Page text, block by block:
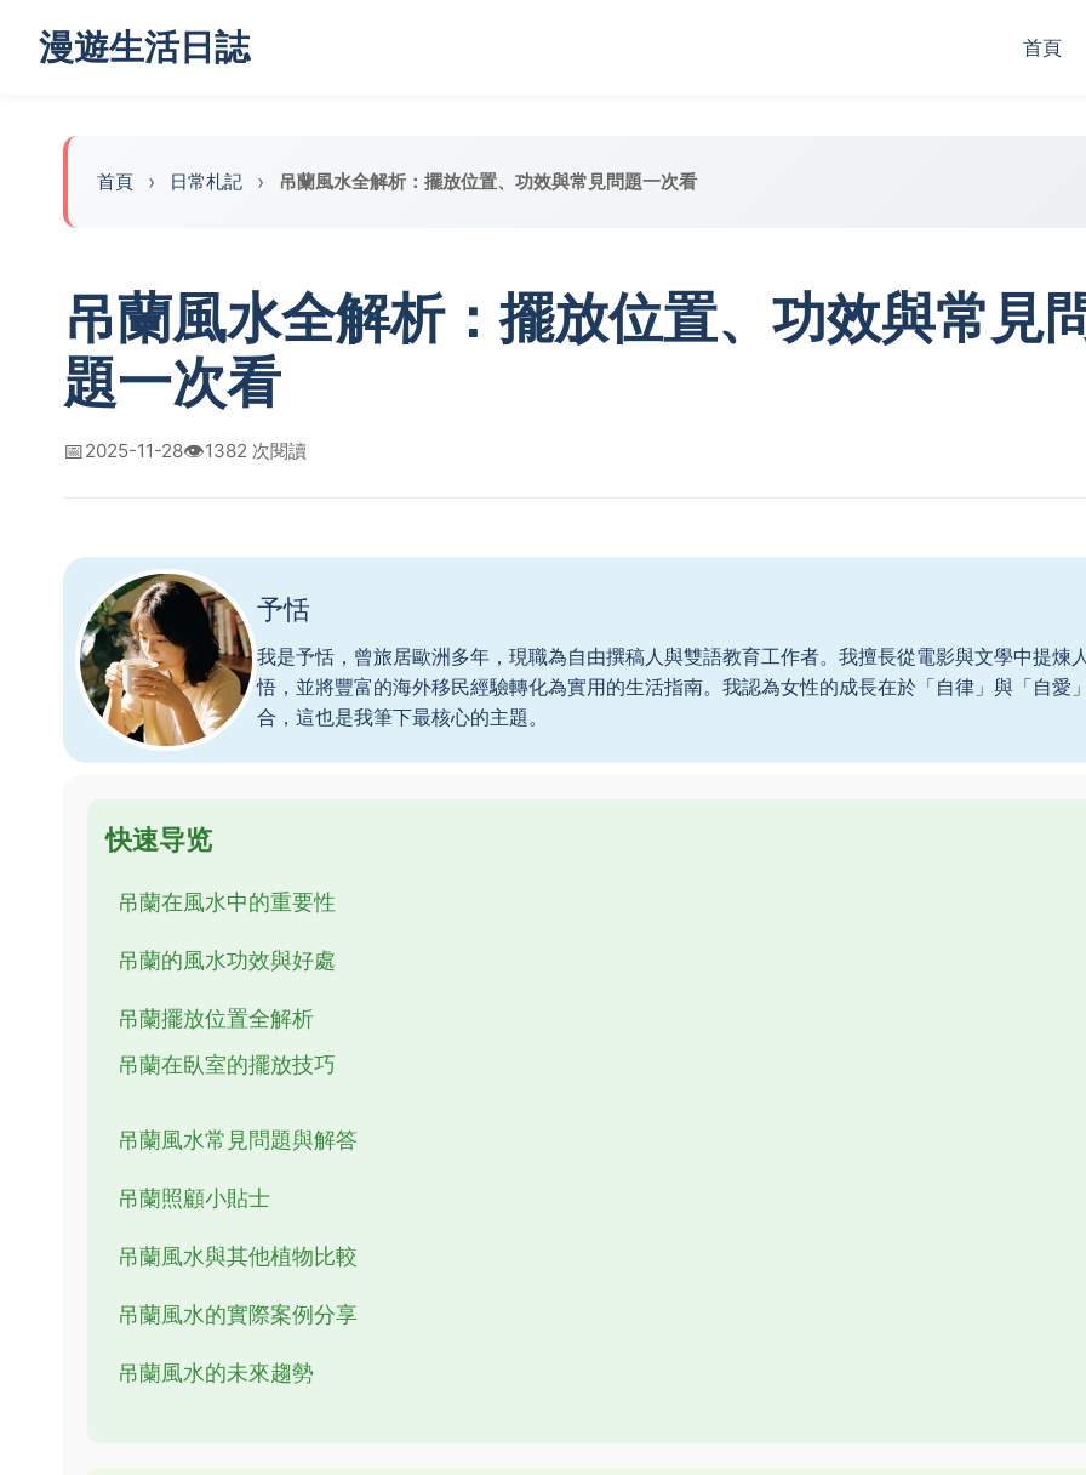
漫遊生活日誌 首頁
首頁 日常札記 吊蘭風水全解析：擺放位置、功效與常見問題一次看
吊蘭風水全解析：擺放位置、功效與常見
題一次看
📅2025-11-28👁️1382 次閱讀
予恬
我是予恬，曾旅居歐洲多年，現職為自由撰稿人與雙語教育工作者。我擅長從電影與文學中提煉
悟，並將豐富的海外移民經驗轉化為實用的生活指南。我認為女性的成長在於「自律」與「自愛
合，這也是我筆下最核心的主題。
快速导览
吊蘭在風水中的重要性
吊蘭的風水功效與好處
吊蘭擺放位置全解析
吊蘭在臥室的擺放技巧
吊蘭風水常見問題與解答
吊蘭照顧小貼士
吊蘭風水與其他植物比較
吊蘭風水的實際案例分享
吊蘭風水的未來趨勢